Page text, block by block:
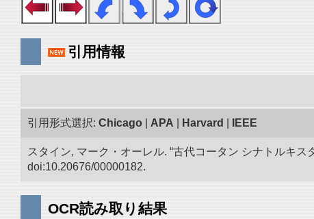
引用情報
引用形式選択: Chicago APA Harvard IEEE
スタイン, マーク・オーレル. “古代コータン シナトルキ
doi:10.20676/00000182.
OCR読み取り結果